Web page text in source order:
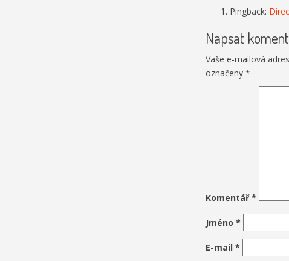
Pingback:
Napsat
Vaše e-mailová
označeny*
Komentář*
Jméno*
E-mail*